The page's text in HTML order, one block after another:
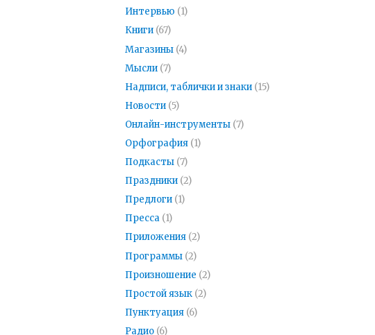
Интервью (1)
Книги (67)
Магазины (4)
Мысли (7)
Надписи, таблички и знаки (15)
Новости (5)
Онлайн-инструменты (7)
Орфография (1)
Подкасты (7)
Праздники (2)
Предлоги (1)
Пресса (1)
Приложения (2)
Программы (2)
Произношение (2)
Простой язык (2)
Пунктуация (6)
Радио (6)